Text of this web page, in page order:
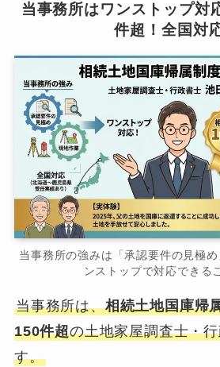
当事務所はワンストップ対
件超！全国対
当事務所の強みは「承認要件の見極
ンストップで対応できる
当事務所は、相続土地国庫帰
150件超の土地家屋調査士・
す。